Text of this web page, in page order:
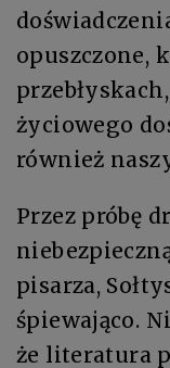
opuszczone,
życiowego
również
Przez próbę
pisarza,
śpiewająco.
że literatura